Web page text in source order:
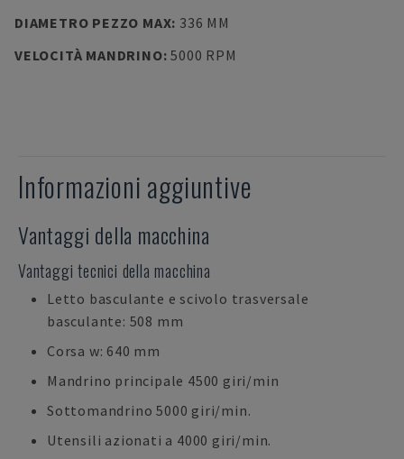
DIAMETRO PEZZO MAX: 336 MM
VELOCITÀ MANDRINO:5000 RPM
Informazioni aggiuntive
Vantaggi della macchina
Vantaggi tecnici della macchina
Letto basculante e scivolo trasversale
basculante: 508 mm
Corsa w: 640 mm
Mandrino principale 4500 giri/min
Sottomandrino 5000 giri/min.
Utensili azionati a 4000 giri/min.